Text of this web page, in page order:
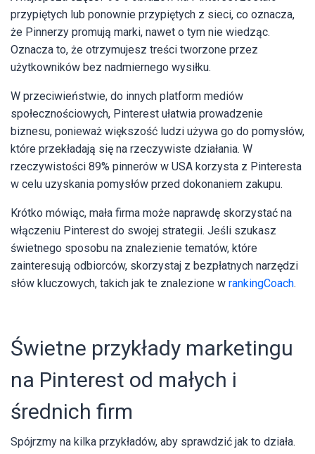
przypiętych lub ponownie przypiętych z sieci, co oznacza,
że ​​Pinnerzy promują marki, nawet o tym nie wiedząc.
Oznacza to, że otrzymujesz treści tworzone przez
użytkowników bez nadmiernego wysiłku.
W przeciwieństwie, do innych platform mediów
społecznościowych, Pinterest ułatwia prowadzenie
biznesu, ponieważ większość ludzi używa go do pomysłów,
które przekładają się na rzeczywiste działania. W
rzeczywistości 89% pinnerów w USA korzysta z Pinteresta
w celu uzyskania pomysłów przed dokonaniem zakupu.
Krótko mówiąc, mała firma może naprawdę skorzystać na
włączeniu Pinterest do swojej strategii. Jeśli szukasz
świetnego sposobu na znalezienie tematów, które
zainteresują odbiorców, skorzystaj z bezpłatnych narzędzi
słów kluczowych, takich jak te znalezione w rankingCoach.
Świetne przykłady marketingu
na Pinterest od małych i
średnich firm
Spójrzmy na kilka przykładów, aby sprawdzić jak to działa.